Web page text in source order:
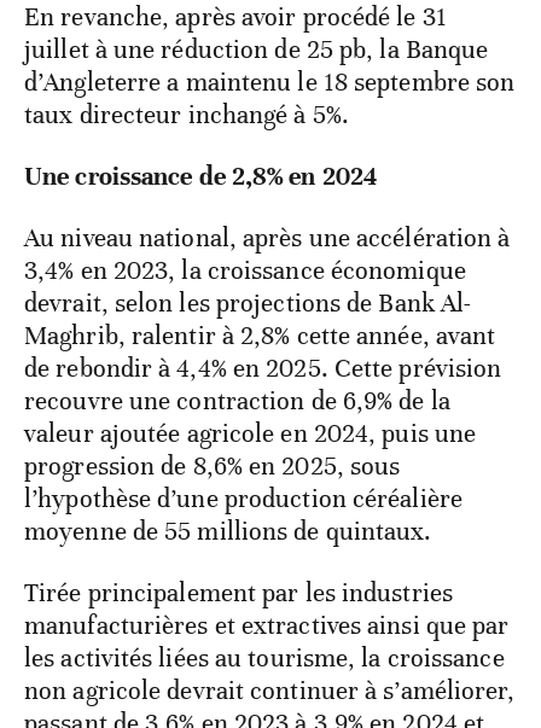
En revanche, après avoir procédé le 31
juillet à une réduction de 25 pb, la Banque
d’Angleterre a maintenu le 18 septembre son
taux directeur inchangé à 5%.
Une croissance de 2,8% en 2024
Au niveau national, après une accélération à
3,4% en 2023, la croissance économique
devrait, selon les projections de Bank Al-
Maghrib, ralentir à 2,8% cette année, avant
de rebondir à 4,4% en 2025. Cette prévision
recouvre une contraction de 6,9% de la
valeur ajoutée agricole en 2024, puis une
progression de 8,6% en 2025, sous
l’hypothèse d’une production céréalière
moyenne de 55 millions de quintaux.
Tirée principalement par les industries
manufacturières et extractives ainsi que par
les activités liées au tourisme, la croissance
non agricole devrait continuer à s’améliorer,